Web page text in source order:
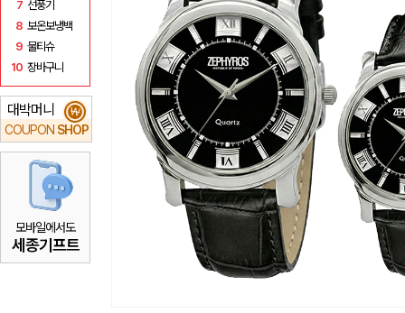
7 선풍기
8 보온보냉백
9 물티슈
10 장바구니
대박머니
COUPON SHOP
₩
모바일에서도
세종기프트